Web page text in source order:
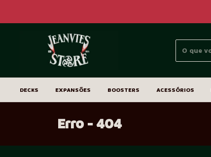
DECKS EXPANSÕES BOOSTERS ACESSÓRIOS
Erro - 404